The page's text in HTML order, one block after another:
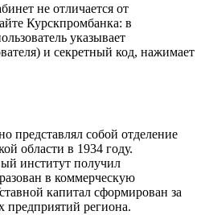
не отличается от
Курскпромбанка: в
указывает
и секретный код, нажимает
представлял собой отделение
области в 1934 году.
институт получил
в коммерческую
капитал сформирован за
предприятий региона.